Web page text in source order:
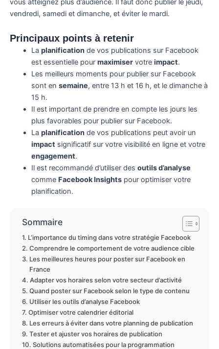
vendredi, samedi et dimanche, et éviter le mardi.
Principaux points à retenir
La planificationde vos publications sur Facebook
est essentielle pour maximiservotre impact.
Les meilleurs moments pour publier sur Facebook
sont en semaine, entre 13 h et 16 h, et le dimanche à
15 h.
Il est important de prendre en compte les jours les
plus favorables pour publier sur Facebook.
La planificationde vos publications peut avoir un
impactsignificatif sur votre visibilité en ligne et votre
engagement.
Il est recommandé d’utiliser des outils d’analyse
comme Facebook Insightspour optimiser votre
planification.
Sommaire
L’importance du timing dans votre stratégie Facebook
Comprendre le comportement de votre audience cible
Les meilleures heures pour poster sur Facebook en
France
Adapter vos horaires selon votre secteur d’activité
Quand poster sur Facebook selon le type de contenu
Utiliser les outils d’analyse Facebook
Optimiser votre calendrier éditorial
Les erreurs à éviter dans votre planning de publication
Tester et ajuster vos horaires de publication
Solutions automatisées pour la programmation